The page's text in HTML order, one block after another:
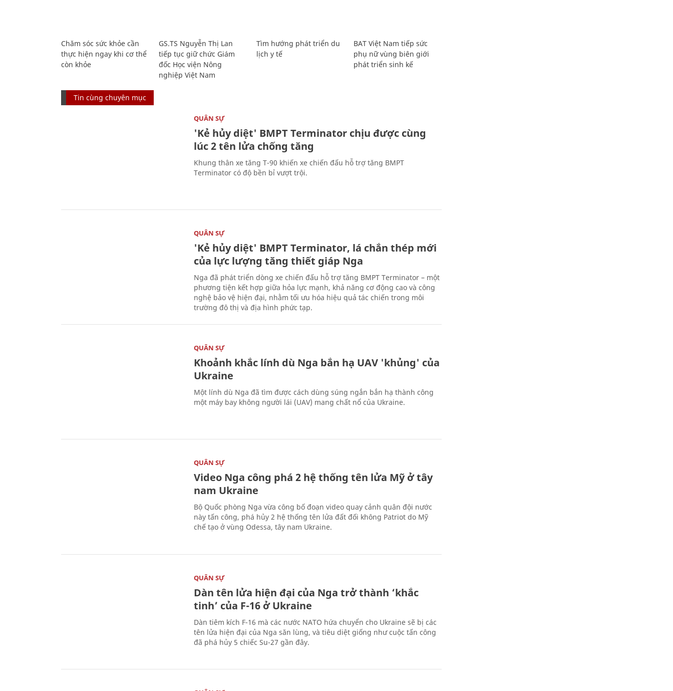
Chăm sóc sức khỏe cần
thực hiện ngay khi cơ thể
còn khỏe
GS.TS Nguyễn Thị Lan
tiếp tục giữ chức Giám
đốc Học viện Nông
nghiệp Việt Nam
Tìm hướng phát triển du
lịch y tế
BAT Việt Nam tiếp sức
phụ nữ vùng biên giới
phát triển sinh kế
Tin cùng chuyên mục
QUÂN SỰ
'Kẻ hủy diệt' BMPT Terminator chịu được cùng
lúc 2 tên lửa chống tăng
Khung thân xe tăng T-90 khiến xe chiến đấu hỗ trợ tăng BMPT
Terminator có độ bền bỉ vượt trội.
QUÂN SỰ
'Kẻ hủy diệt' BMPT Terminator, lá chắn thép mới
của lực lượng tăng thiết giáp Nga
Nga đã phát triển dòng xe chiến đấu hỗ trợ tăng BMPT Terminator – một
phương tiện kết hợp giữa hỏa lực mạnh, khả năng cơ động cao và công
nghệ bảo vệ hiện đại, nhằm tối ưu hóa hiệu quả tác chiến trong môi
trường đô thị và địa hình phức tạp.
QUÂN SỰ
Khoảnh khắc lính dù Nga bắn hạ UAV 'khủng' của
Ukraine
Một lính dù Nga đã tìm được cách dùng súng ngắn bắn hạ thành công
một máy bay không người lái (UAV) mang chất nổ của Ukraine.
QUÂN SỰ
Video Nga công phá 2 hệ thống tên lửa Mỹ ở tây
nam Ukraine
Bộ Quốc phòng Nga vừa công bố đoạn video quay cảnh quân đội nước
này tấn công, phá hủy 2 hệ thống tên lửa đất đối không Patriot do Mỹ
chế tạo ở vùng Odessa, tây nam Ukraine.
QUÂN SỰ
Dàn tên lửa hiện đại của Nga trở thành ‘khắc
tinh’ của F-16 ở Ukraine
Dàn tiêm kích F-16 mà các nước NATO hứa chuyển cho Ukraine sẽ bị các
tên lửa hiện đại của Nga săn lùng, và tiêu diệt giống như cuộc tấn công
đã phá hủy 5 chiếc Su-27 gần đây.